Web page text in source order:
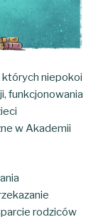
niepokoi
funkcjonowania
w Akademii
rodziców